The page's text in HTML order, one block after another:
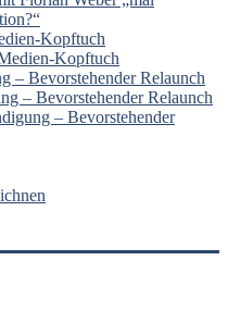
Kopftuch
Kopftuch
– Bevorstehender Relaunch
– Bevorstehender Relaunch
– Bevorstehender